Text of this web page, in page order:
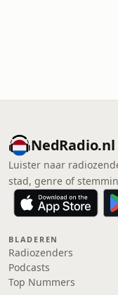
NedRadio.nl
Luister naar
stad, genre of
BLADEREN
Radiozenders
Podcasts
Top Nummers